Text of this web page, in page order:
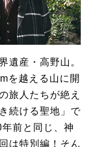
遺産・高野山。
を越える山に開
旅人たちが絶え
続ける聖地」で
前と同じ、神
は特別編！そん